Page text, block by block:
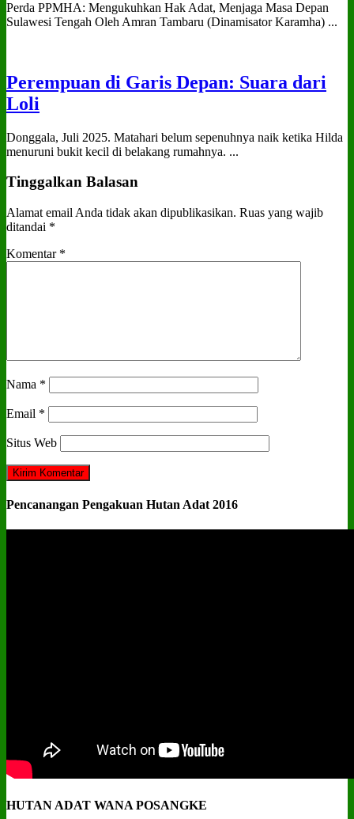
Perda PPMHA: Mengukuhkan Hak Adat, Menjaga Masa Depan
Sulawesi Tengah Oleh Amran Tambaru (Dinamisator Karamha) ...
Perempuan di Garis Depan: Suara dari
Loli
Donggala, Juli 2025. Matahari belum sepenuhnya naik ketika Hilda
menuruni bukit kecil di belakang rumahnya. ...
Tinggalkan Balasan
Alamat email Anda tidak akan dipublikasikan. Ruas yang wajib
ditandai *
Komentar *
Nama *
Email *
Situs Web
Pencanangan Pengakuan Hutan Adat 2016
HUTAN ADAT WANA POSANGKE